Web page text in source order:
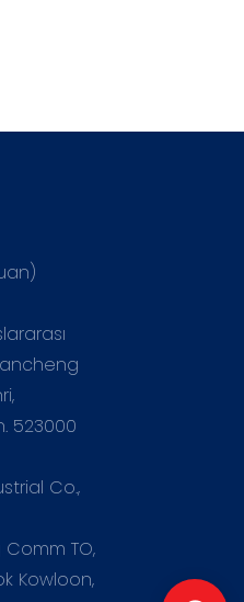
523000
Co.,
Comm TO,
Kowloon,